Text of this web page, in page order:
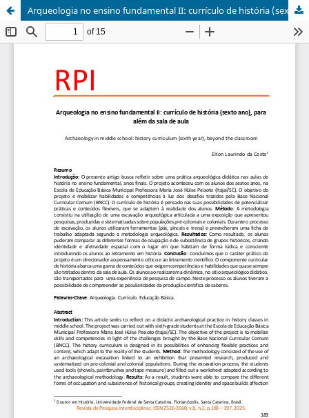
Arqueologia no ensino fundamental II: currículo de história (sexto ano), para além da sala de aula